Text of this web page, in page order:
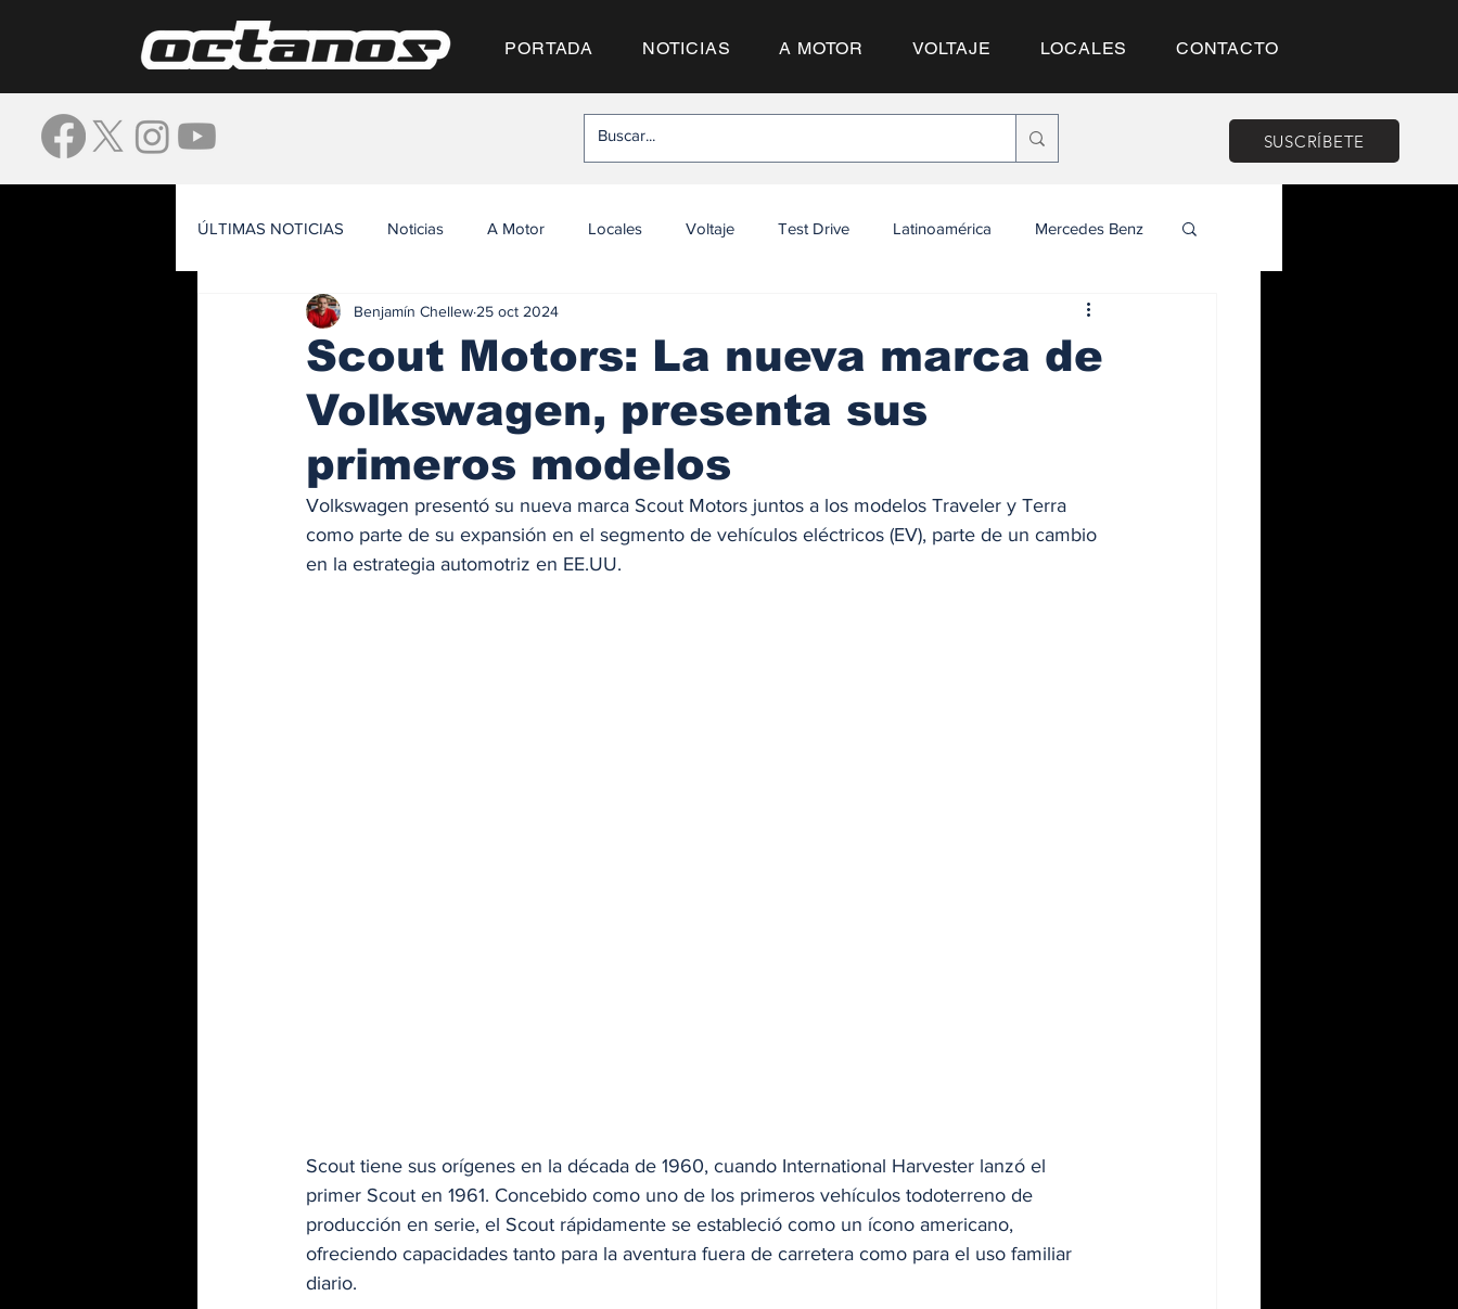
PORTADA NOTICIAS A MOTOR VOLTAJE LOCALES CONTACTO
SUSCRÍBETE
ÚLTIMAS NOTICIAS Noticias A Motor Locales Voltaje Test Drive Latinoamérica Mercedes Benz
Scout Motors: La nueva marca de
Volkswagen, presenta sus
primeros modelos
Benjamín Chellew 25 oct 2024
Volkswagen presentó su nueva marca Scout Motors juntos a los modelos Traveler y Terra
como parte de su expansión en el segmento de vehículos eléctricos (EV), parte de un cambio
en la estrategia automotriz en EE.UU.
Scout tiene sus orígenes en la década de 1960, cuando International Harvester lanzó el
primer Scout en 1961. Concebido como uno de los primeros vehículos todoterreno de
producción en serie, el Scout rápidamente se estableció como un ícono americano,
ofreciendo capacidades tanto para la aventura fuera de carretera como para el uso familiar
diario.